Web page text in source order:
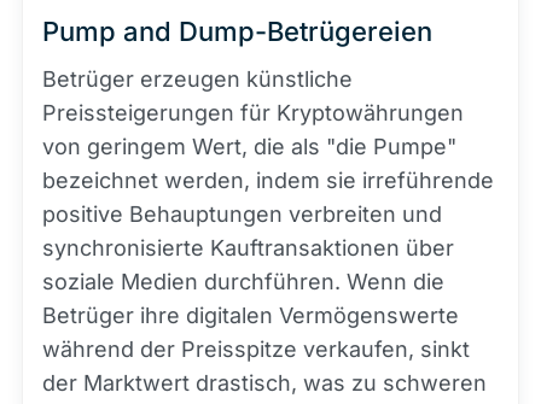
Pump and Dump-Betrügereien
Betrüger erzeugen künstliche
Preissteigerungen für Kryptowährungen
von geringem Wert, die als "die Pumpe"
bezeichnet werden, indem sie irreführende
positive Behauptungen verbreiten und
synchronisierte Kauftransaktionen über
soziale Medien durchführen. Wenn die
Betrüger ihre digitalen Vermögenswerte
während der Preisspitze verkaufen, sinkt
der Marktwert drastisch, was zu schweren